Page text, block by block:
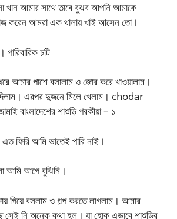
খান আমার সাথে তাবে বুঝব আপনি আমাকে
করেন আমরা এক থালায় খাই আসেন তো।
পারিবারিক চটি
আমার পাশে বসালাম ও জোর করে খাওয়ালাম।
এরপর দুজনে মিলে খেলাম। chodar
বাংলাদেশের শাশুড়ি পরকীয়া – ১
এত ফিরি আমি ভাতেই পারি নাই।
আমি আগে বুঝিনি।
গিয়ে বসলাম ও গল্প করতে লাগলাম। আমার
সেই নি অনেক কথা হল। যা হোক এভাবে শাশুড়ির